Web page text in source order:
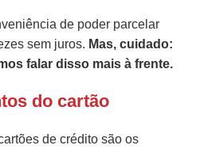
de poder parcelar
sem juros. Mas, cuidado:
falar disso mais à frente.
do cartão
de crédito são os